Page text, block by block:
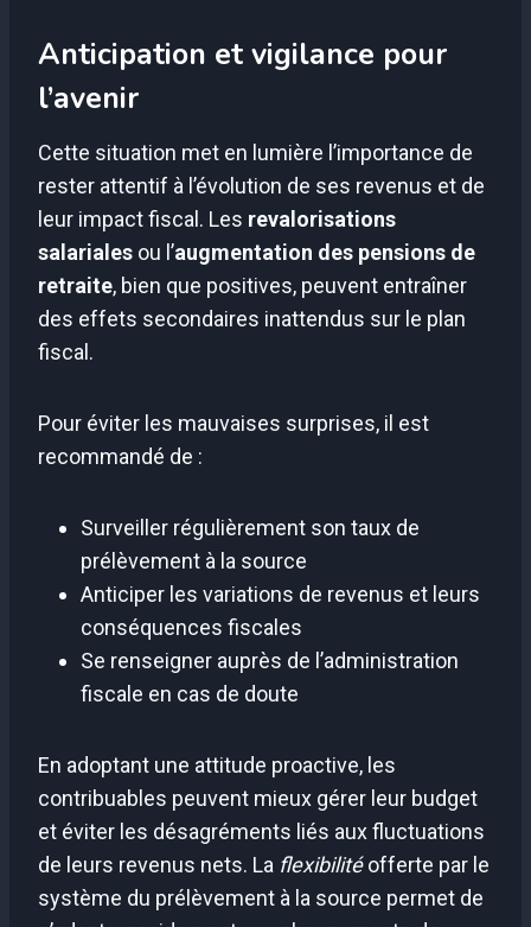
Anticipation et vigilance pour
l’avenir
Cette situation met en lumière l’importance de
rester attentif à l’évolution de ses revenus et de
leur impact fiscal. Les revalorisations
salariales ou l’augmentation des pensions de
retraite, bien que positives, peuvent entraîner
des effets secondaires inattendus sur le plan
fiscal.
Pour éviter les mauvaises surprises, il est
recommandé de :
Surveiller régulièrement son taux de
prélèvement à la source
Anticiper les variations de revenus et leurs
conséquences fiscales
Se renseigner auprès de l’administration
fiscale en cas de doute
En adoptant une attitude proactive, les
contribuables peuvent mieux gérer leur budget
et éviter les désagréments liés aux fluctuations
de leurs revenus nets. La flexibilitéofferte par le
système du prélèvement à la source permet de